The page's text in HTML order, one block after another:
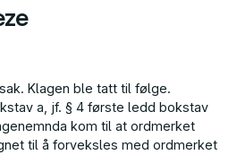
Klagen ble tatt til følge.
a, jf. § 4 første ledd bokstav
kom til at ordmerket
til å forveksles med ordmerket